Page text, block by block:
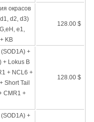
окрасов
d2, d3)
e1,
KB
128.00 $
+
+ Lokus B
+ NCL6 +
Short Tail
CMR1 +
128.00 $
+